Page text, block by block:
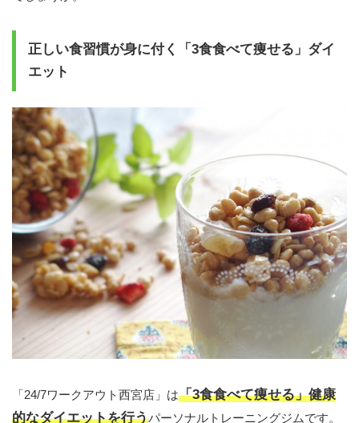
正しい食習慣が身に付く「3食食べて痩せる」ダイ
エット
「24/7ワークアウト西宮店」は「3食食べて痩せる」健康
的なダイエットを行うパーソナルトレーニングジムです。